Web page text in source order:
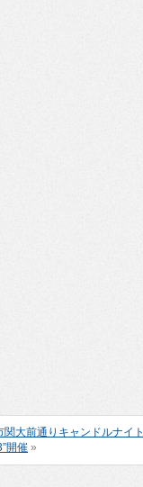
関大前通りキャンドルナイ
開催 »